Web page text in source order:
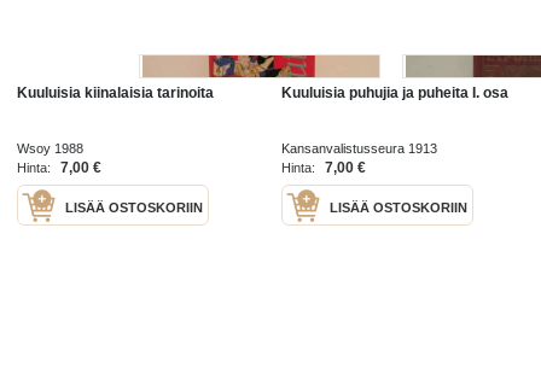
Kuuluisia kiinalaisia tarinoita
Wsoy 1988
Hinta:
7,00 €
LISÄÄ OSTOSKORIIN
Kuuluisia puhujia ja puheita I. osa
Kansanvalistusseura 1913
Hinta:
7,00 €
LISÄÄ OSTOSKORIIN